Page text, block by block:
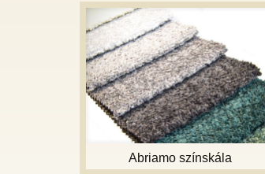
ABRIAMO – 14 szín – 10 260 Ft
Abriamo színskála